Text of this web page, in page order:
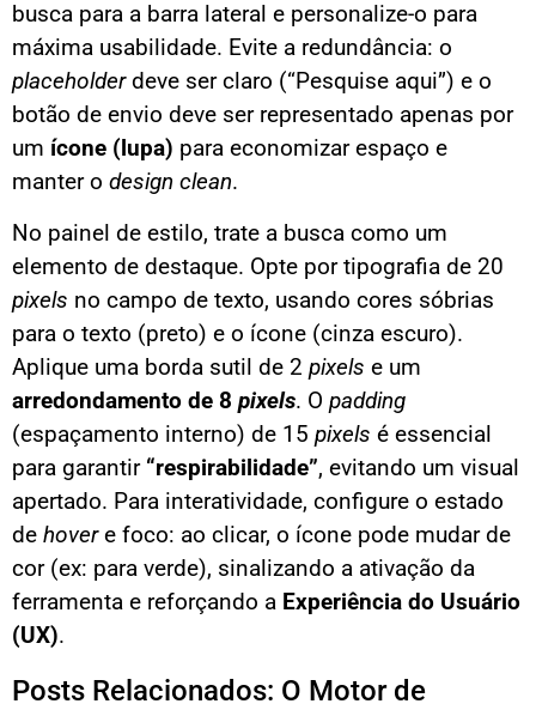
busca para a barra lateral e personalize-o para
máxima usabilidade. Evite a redundância: o
placeholderdeve ser claro (“Pesquise aqui”) e o
botão de envio deve ser representado apenas por
um ícone (lupa) para economizar espaço e
manter o design clean.
No painel de estilo, trate a busca como um
elemento de destaque. Opte por tipografia de 20
pixels no campo de texto, usando cores sóbrias
para o texto (preto) e o ícone (cinza escuro).
Aplique uma borda sutil de 2 pixels e um
arredondamento de 8 pixels. O padding
(espaçamento interno) de 15 pixels é essencial
para garantir “respirabilidade”, evitando um visual
apertado. Para interatividade, configure o estado
de hovere foco: ao clicar, o ícone pode mudar de
cor (ex: para verde), sinalizando a ativação da
ferramenta e reforçando a Experiência do Usuário
(UX).
Posts Relacionados: O Motor de